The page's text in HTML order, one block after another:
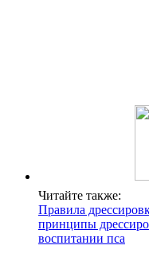
Читайте также:
Правила
принципы
воспитании пса